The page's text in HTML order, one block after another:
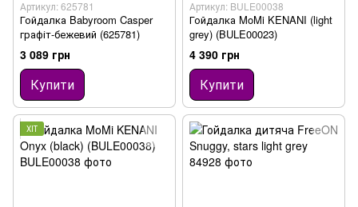
Артикул: 625781
Гойдалка Babyroom Casper
графіт-бежевий (625781)
3 089 грн
Купити
Артикул: BULE00038
Гойдалка MoMi KENANI (light
grey) (BULE00023)
4 390 грн
Купити
ХІТ